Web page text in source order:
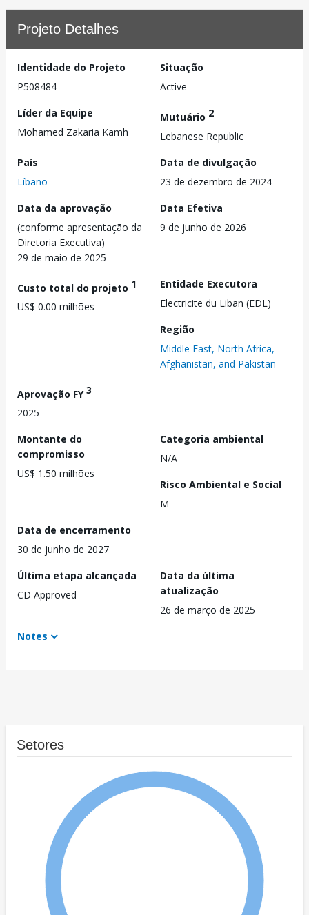
Projeto Detalhes
Identidade do Projeto
P508484
Situação
Active
Líder da Equipe
Mohamed Zakaria Kamh
Mutuário 2
Lebanese Republic
País
Líbano
Data de divulgação
23 de dezembro de 2024
Data da aprovação
(conforme apresentação da
Diretoria Executiva)
29 de maio de 2025
Data Efetiva
9 de junho de 2026
Custo total do projeto 1
US$ 0.00 milhões
Entidade Executora
Electricite du Liban (EDL)
Região
Middle East, North Africa,
Afghanistan, and Pakistan
Aprovação FY3
2025
Montante do
compromisso
US$ 1.50 milhões
Categoria ambiental
N/A
Risco Ambiental e Social
M
Data de encerramento
30 de junho de 2027
Última etapa alcançada
CD Approved
Data da última
atualização
26 de março de 2025
Notes
Setores